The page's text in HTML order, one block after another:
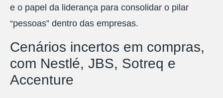
e o papel da liderança para consolidar o pilar
“pessoas” dentro das empresas.
Cenários incertos em compras,
com Nestlé, JBS, Sotreq e
Accenture